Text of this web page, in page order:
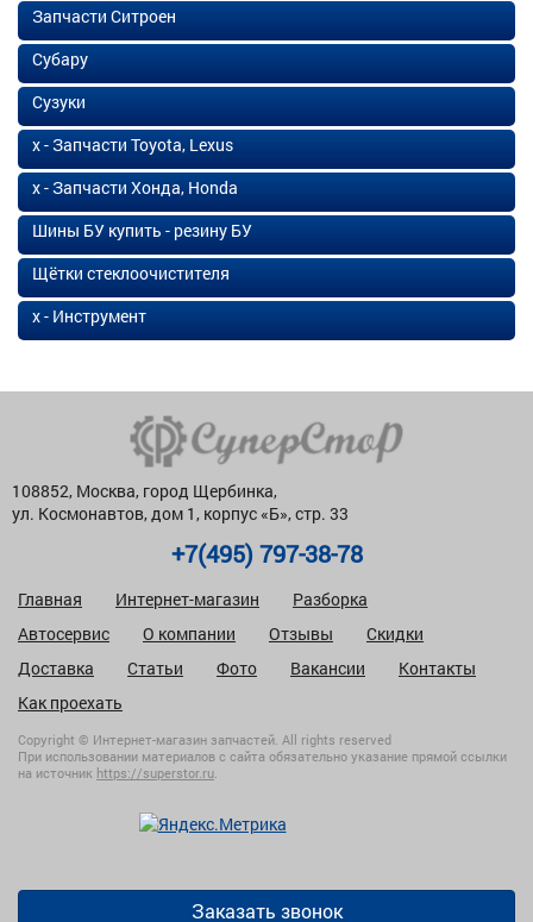
Запчасти Ситроен
Субару
Сузуки
х - Запчасти Toyota, Lexus
х - Запчасти Хонда, Honda
Шины БУ купить - резину БУ
Щётки стеклоочистителя
х - Инструмент
108852, Москва, город Щербинка,
ул. Космонавтов, дом 1, корпус «Б», стр. 33
+7(495) 797-38-78
Главная Интернет-магазин
Разборка
Автосервис
О компании Отзывы
Скидки
Доставка
Статьи Фото Вакансии
Контакты
Как проехать
Copyright © Интернет-магазин запчастей. All rights reserved
При использовании материалов с сайта обязательно указание прямой ссылки
на источник https://superstor.ru
Заказать звонок